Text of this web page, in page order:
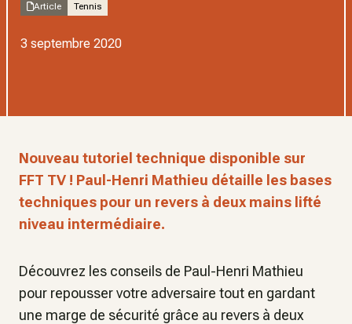
Article Tennis
3 septembre 2020
Nouveau tutoriel technique disponible sur
FFT TV ! Paul-Henri Mathieu détaille les bases
techniques pour un revers à deux mains lifté
niveau intermédiaire.
Découvrez les conseils de Paul-Henri Mathieu
pour repousser votre adversaire tout en gardant
une marge de sécurité grâce au revers à deux